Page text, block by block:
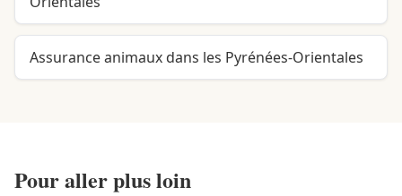
Assurance animaux dans les Pyrénées-Orientales
Pour aller plus loin